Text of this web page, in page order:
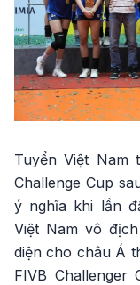
Tuyển Việt
Challenge Cup
ý nghĩa khi lần
Việt Nam vô
diện cho châu Á
FIVB Challenger